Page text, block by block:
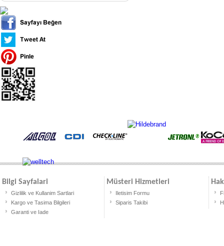
Bilgi Sayfalari
Gizlilik ve Kullanim Sartlari
Kargo ve Tasima Bilgileri
Garanti ve Iade
Müsteri Hizmetleri
Iletisim Formu
Siparis Takibi